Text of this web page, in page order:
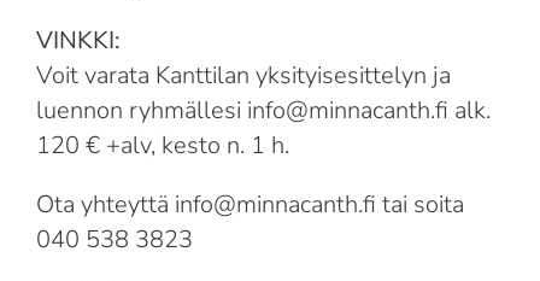
VINKKI:
Voit varata Kanttilan yksityisesittelyn ja
luennon ryhmällesi info@minnacanth.fi alk.
120 € +alv, kesto n. 1 h.
Ota yhteyttä info@minnacanth.fi tai soita
040 538 3823